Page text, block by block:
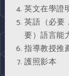
英文在學證
英語（必要
要）語言能
指導教授推
護照影本